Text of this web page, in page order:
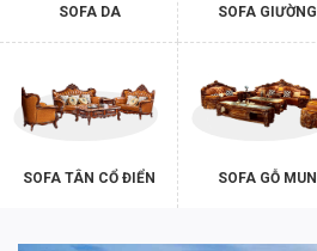
SOFA DA SOFA GIƯỜNG
SOFA TÂN CỔ ĐIỂN SOFA GỖ MUN